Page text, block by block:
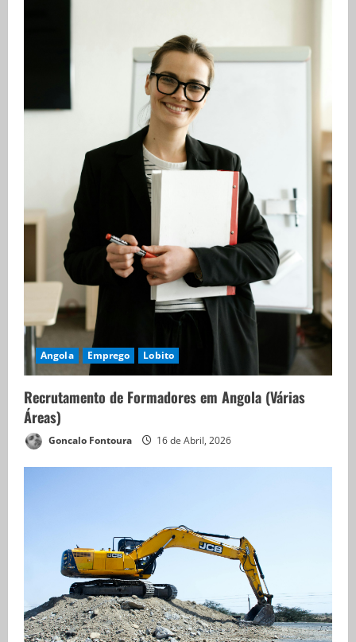
Angola Emprego Lobito
Recrutamento de Formadores em Angola (Várias
Áreas)
Goncalo Fontoura 16 de Abril, 2026